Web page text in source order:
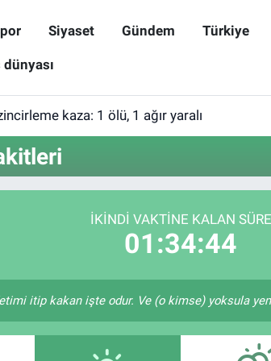
Siyaset Gündem Türkiye
kaza: 1 ölü, 1 ağır yaralı
İKINDI VAKTINE KALAN SÜRE
01:34:44
itip kakan işte odur. Ve (o kimse) yoksula